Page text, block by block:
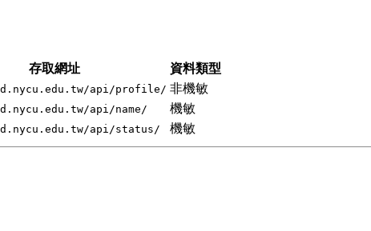
存取網址
資料類型
api/profile/ 非機敏
api/name/
機敏
api/status/ 機敏